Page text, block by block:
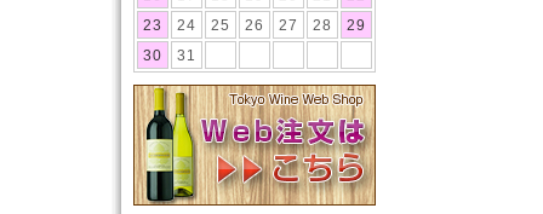
23
24 25 26 27 28
29
30
31